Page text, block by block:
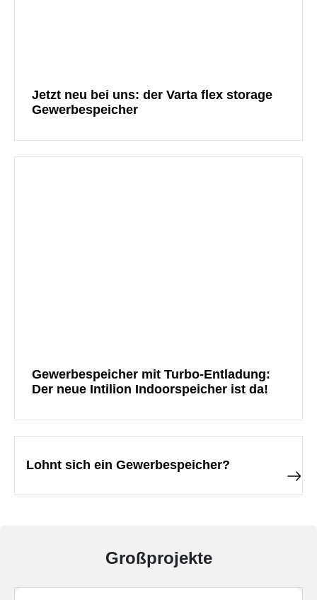
Jetzt neu bei uns: der Varta flex storage
Gewerbespeicher
Gewerbespeicher mit Turbo-Entladung:
Der neue Intilion Indoorspeicher ist da!
Lohnt sich ein Gewerbespeicher?
Großprojekte